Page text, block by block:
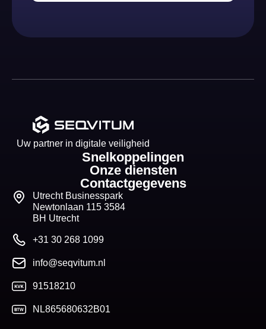
Uw partner in digitale veiligheid
Snelkoppelingen
Onze diensten
Contactgegevens
Utrecht Businesspark
Newtonlaan 115 3584
BH Utrecht
+31 30 268 1099
info@seqvitum.nl
91518210
NL865680632B01